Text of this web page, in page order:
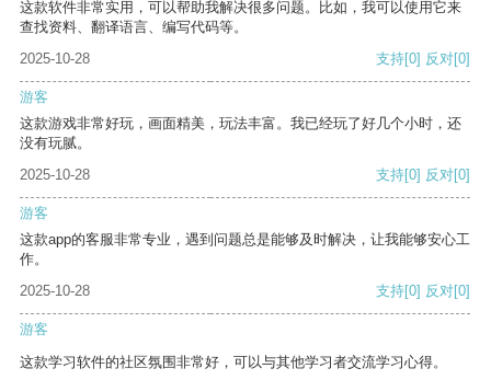
这款软件非常实用，可以帮助我解决很多问题。比如，我可以使用它来
查找资料、翻译语言、编写代码等。
2025-10-28
支持[0] 反对[0]
游客
这款游戏非常好玩，画面精美，玩法丰富。我已经玩了好几个小时，还
没有玩腻。
2025-10-28
支持[0] 反对[0]
游客
这款app的客服非常专业，遇到问题总是能够及时解决，让我能够安心工
作。
2025-10-28
支持[0] 反对[0]
游客
这款学习软件的社区氛围非常好，可以与其他学习者交流学习心得。